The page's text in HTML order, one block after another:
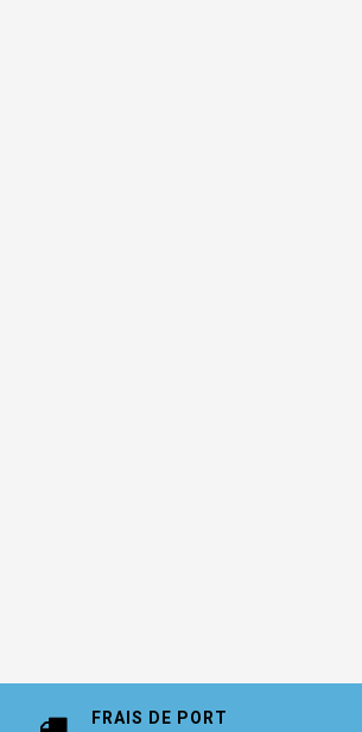
FRAIS DE PORT